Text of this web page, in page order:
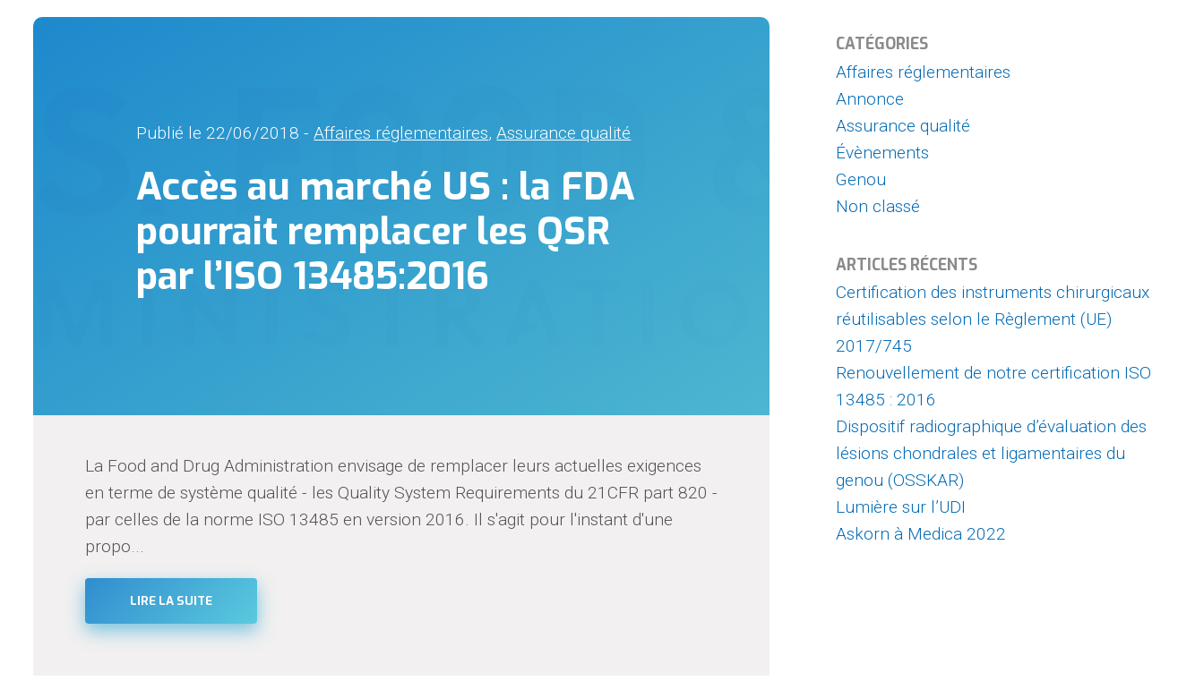
Publié le 22/06/2018 -Affaires réglementaires,Assurance qualité
Accès au marché US : la FDA
pourrait remplacer les QSR
par l’ISO 13485:2016
La Food and Drug Administration envisage de remplacer leurs actuelles exigences
en terme de système qualité - les Quality System Requirements du 21CFR part 820 -
par celles de la norme ISO 13485 en version 2016. Il s'agit pour l'instant d'une
propo...
LIRE LA SUITE
CATÉGORIES
Affaires réglementaires
Annonce
Assurance qualité
Évènements
Genou
Non classé
ARTICLES RÉCENTS
Certification des instruments chirurgicaux
réutilisables selon le Règlement (UE)
2017/745
Renouvellement de notre certification ISO
13485 : 2016
Dispositif radiographique d’évaluation des
lésions chondrales et ligamentaires du
genou (OSSKAR)
Lumière sur l’UDI
Askorn à Medica 2022